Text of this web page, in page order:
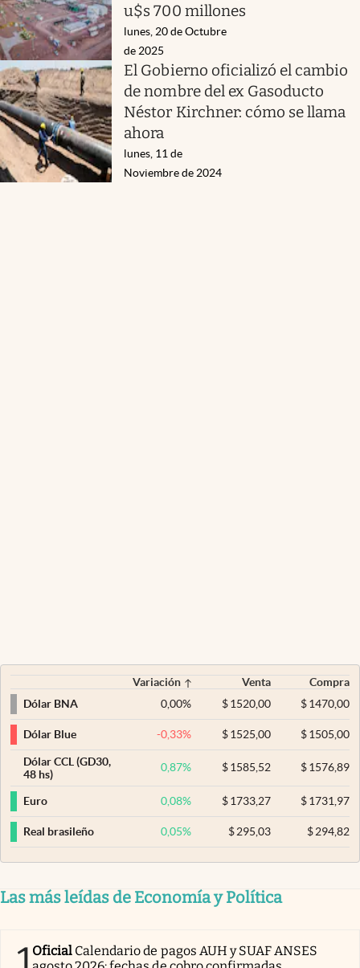
u$s 700 millones
lunes, 20 de Octubre
de 2025
El Gobierno oficializó el cambio
de nombre del ex Gasoducto
Néstor Kirchner: cómo se llama
ahora
lunes, 11 de
Noviembre de 2024
Variación Venta
Compra
Dólar BNA
0,00% $ 1520,00 $1470,00
Dólar Blue -0,33% $ 1525,00 $1505,00
Dólar CCL (GD30,
48 hs)
0,87% $ 1585,52 $1576,89
Euro 0,08% $ 1733,27 $1731,97
Real brasileño 0,05% $ 295,03 $294,82
Las más leídas de Economía y Política
Oficial Calendario de pagos AUH y SUAF ANSES